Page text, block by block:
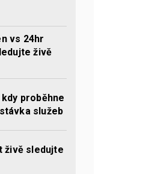
vs 24hr
živě
proběhne
služeb
živě sledujte